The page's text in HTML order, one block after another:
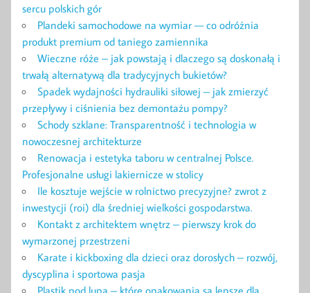
sercu polskich gór
Plandeki samochodowe na wymiar — co odróżnia
produkt premium od taniego zamiennika
Wieczne róże – jak powstają i dlaczego są doskonałą i
trwałą alternatywą dla tradycyjnych bukietów?
Spadek wydajności hydrauliki siłowej – jak zmierzyć
przepływy i ciśnienia bez demontażu pompy?
Schody szklane: Transparentność i technologia w
nowoczesnej architekturze
Renowacja i estetyka taboru w centralnej Polsce.
Profesjonalne usługi lakiernicze w stolicy
Ile kosztuje wejście w rolnictwo precyzyjne? zwrot z
inwestycji (roi) dla średniej wielkości gospodarstwa.
Kontakt z architektem wnętrz – pierwszy krok do
wymarzonej przestrzeni
Karate i kickboxing dla dzieci oraz dorosłych – rozwój,
dyscyplina i sportowa pasja
Plastik pod lupą – które opakowania są lepsze dla